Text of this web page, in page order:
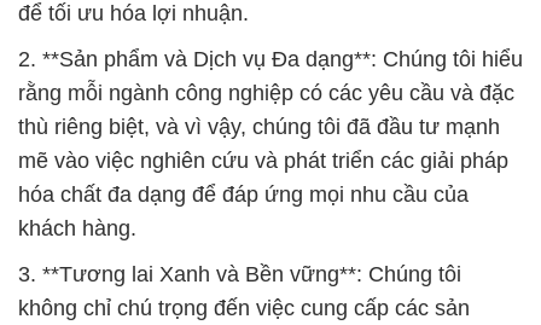
để tối ưu hóa lợi nhuận.
2. **Sản phẩm và Dịch vụ Đa dạng**: Chúng tôi hiểu
rằng mỗi ngành công nghiệp có các yêu cầu và đặc
thù riêng biệt, và vì vậy, chúng tôi đã đầu tư mạnh
mẽ vào việc nghiên cứu và phát triển các giải pháp
hóa chất đa dạng để đáp ứng mọi nhu cầu của
khách hàng.
3. **Tương lai Xanh và Bền vững**: Chúng tôi
không chỉ chú trọng đến việc cung cấp các sản